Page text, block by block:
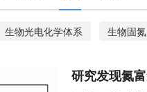
生物光电化学体系 生物固氮
研究发现氮